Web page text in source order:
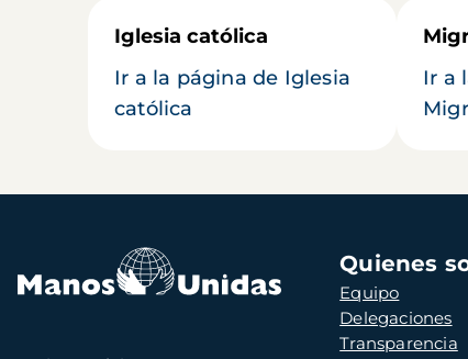
Iglesia católica
Ir a la página de Iglesia
católica
Ir a
Navegación
principal
Quienes
Equipo
Delegaciones
Transparencia